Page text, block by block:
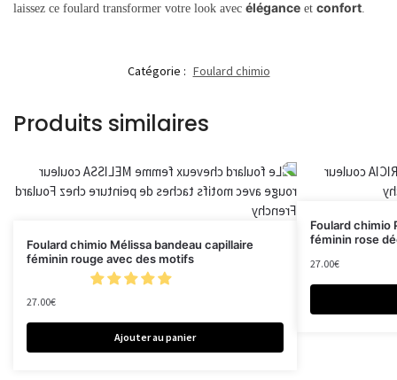
laissez ce foulard transformer votre look avec élégance et confort.
Catégorie : Foulard chimio
Produits similaires
Foulard chimio Mélissa bandeau capillaire
féminin rouge avec des motifs
27.00€
Ajouter au panier
Foulard chimio
féminin rose
27.00€